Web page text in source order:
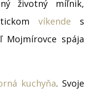
životný míľnik,
víkende s
Mojmírovce spája
kuchyňa. Svoje